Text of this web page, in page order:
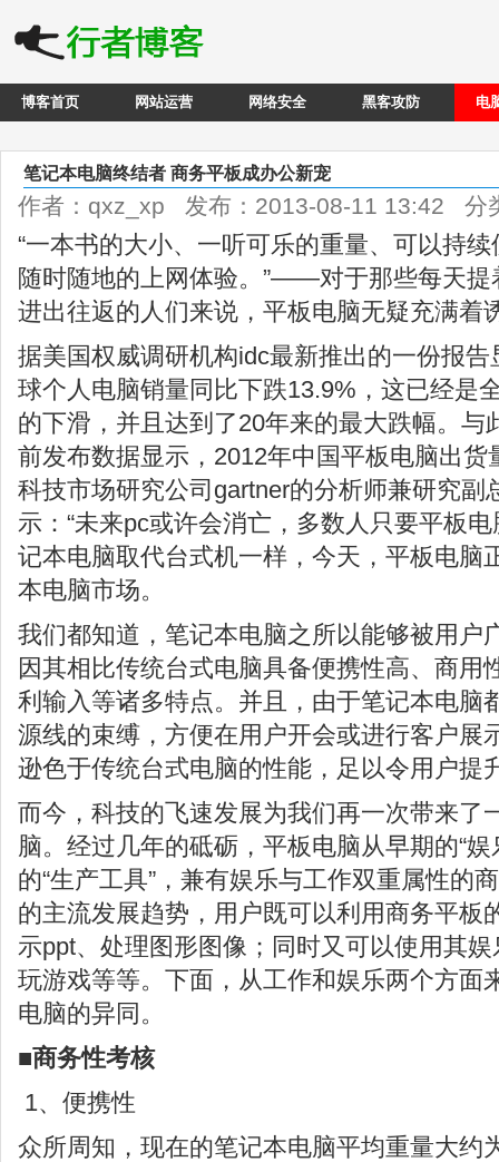
博客首页 网站运营 网络安全 黑客攻防 电
笔记本电脑终结者 商务平板成办公新宠
作者：qxz_xp 发布：2013-08-11 13:42 分
“一本书的大小、一听可乐的重量、可以持
随时随地的上网体验。”——对于那些每天提
进出往返的人们来说，平板电脑无疑充满着
据美国权威调研机构idc最新推出的一份报
球个人电脑销量同比下跌13.9%，这已经是
的下滑，并且达到了20年来的最大跌幅。与
前发布数据显示，2012年中国平板电脑出
科技市场研究公司gartner的分析师兼研究副
示：“未来pc或许会消亡，多数人只要平板
记本电脑取代台式机一样，今天，平板电脑
本电脑市场。
我们都知道，笔记本电脑之所以能够被用户
因其相比传统台式电脑具备便携性高、商用
利输入等诸多特点。并且，由于笔记本电脑
源线的束缚，方便在用户开会或进行客户展
逊色于传统台式电脑的性能，足以令用户提
而今，科技的飞速发展为我们再一次带来了
脑。经过几年的砥砺，平板电脑从早期的“
的“生产工具”，兼有娱乐与工作双重属性的
的主流发展趋势，用户既可以利用商务平板
示ppt、处理图形图像；同时又可以使用其
玩游戏等等。下面，从工作和娱乐两个方面
电脑的异同。
■商务性考核
1、便携性
众所周知，现在的笔记本电脑平均重量大约